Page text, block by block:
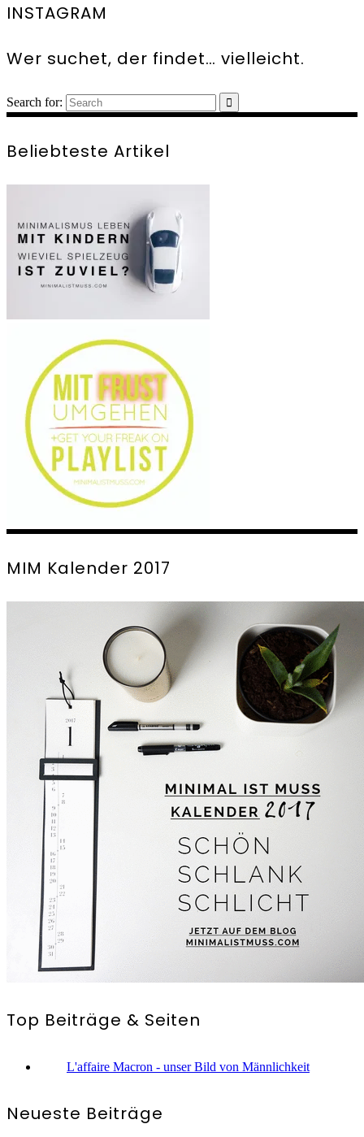
INSTAGRAM
Wer suchet, der findet… vielleicht.
Search for:
Beliebteste Artikel
MIM Kalender 2017
Top Beiträge & Seiten
L'affaire Macron - unser Bild von Männlichkeit
Neueste Beiträge